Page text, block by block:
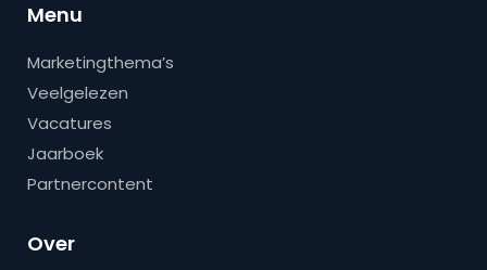
Menu
Marketingthema’s
Veelgelezen
Vacatures
Jaarboek
Partnercontent
Over